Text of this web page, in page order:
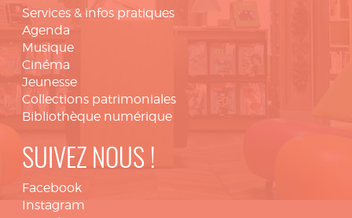
Services & infos pratiques
Agenda
Musique
Cinéma
Jeunesse
Collections patrimoniales
Bibliothèque numérique
SUIVEZ NOUS !
Facebook
Instagram